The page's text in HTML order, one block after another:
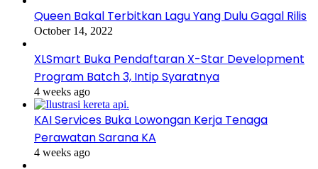
Queen Bakal Terbitkan Lagu Yang Dulu Gagal Rilis
October 14, 2022
XLSmart Buka Pendaftaran X-Star Development
Program Batch 3, Intip Syaratnya
4 weeks ago
KAI Services Buka Lowongan Kerja Tenaga
Perawatan Sarana KA
4 weeks ago